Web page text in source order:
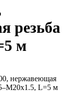
резьба
м